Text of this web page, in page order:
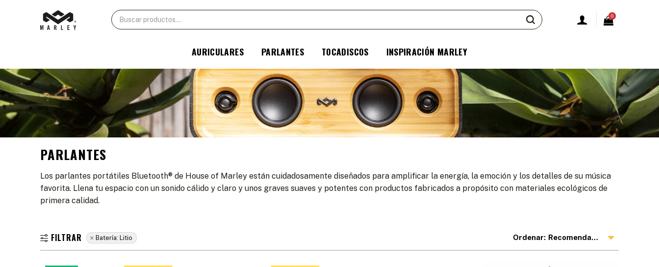
AURICULARES PARLANTES TOCADISCOS INSPIRACIÓN MARLEY
0
PARLANTES
Los parlantes portátiles Bluetooth® de House of Marley están cuidadosamente diseñados para amplificar la energía, la emoción y los detalles de su música
favorita. Llena tu espacio con un sonido cálido y claro y unos graves suaves y potentes con productos fabricados a propósito con materiales ecológicos de
primera calidad.
Batería: Litio Recomendados